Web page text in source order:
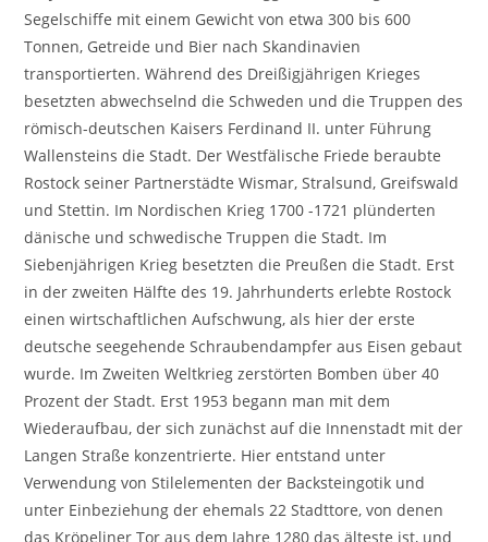
Segelschiffe mit einem Gewicht von etwa 300 bis 600
Tonnen, Getreide und Bier nach Skandinavien
transportierten. Während des Dreißigjährigen Krieges
besetzten abwechselnd die Schweden und die Truppen des
römisch-deutschen Kaisers Ferdinand II. unter Führung
Wallensteins die Stadt. Der Westfälische Friede beraubte
Rostock seiner Partnerstädte Wismar, Stralsund, Greifswald
und Stettin. Im Nordischen Krieg 1700 -1721 plünderten
dänische und schwedische Truppen die Stadt. Im
Siebenjährigen Krieg besetzten die Preußen die Stadt. Erst
in der zweiten Hälfte des 19. Jahrhunderts erlebte Rostock
einen wirtschaftlichen Aufschwung, als hier der erste
deutsche seegehende Schraubendampfer aus Eisen gebaut
wurde. Im Zweiten Weltkrieg zerstörten Bomben über 40
Prozent der Stadt. Erst 1953 begann man mit dem
Wiederaufbau, der sich zunächst auf die Innenstadt mit der
Langen Straße konzentrierte. Hier entstand unter
Verwendung von Stilelementen der Backsteingotik und
unter Einbeziehung der ehemals 22 Stadttore, von denen
das Kröpeliner Tor aus dem Jahre 1280 das älteste ist, und